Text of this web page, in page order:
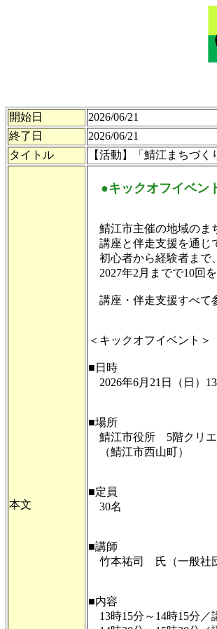
開始日
2026/06/21
終了日
2026/06/21
タイトル
【活動】「鯖江まちづ
本文
●キックオフイベン
鯖江市主催の地域のま
講座と伴走支援を通じ
初心者から経験者まで
2027年2月までで10回
講座・伴走支援すべて
＜キックオフイベント＞
■日時
2026年6月21日（日）
■場所
鯖江市役所 5階クリエ
（鯖江市西山町）
■定員
30名
■講師
竹本祐司 氏（一般社
■内容
13時15分～14時15分／